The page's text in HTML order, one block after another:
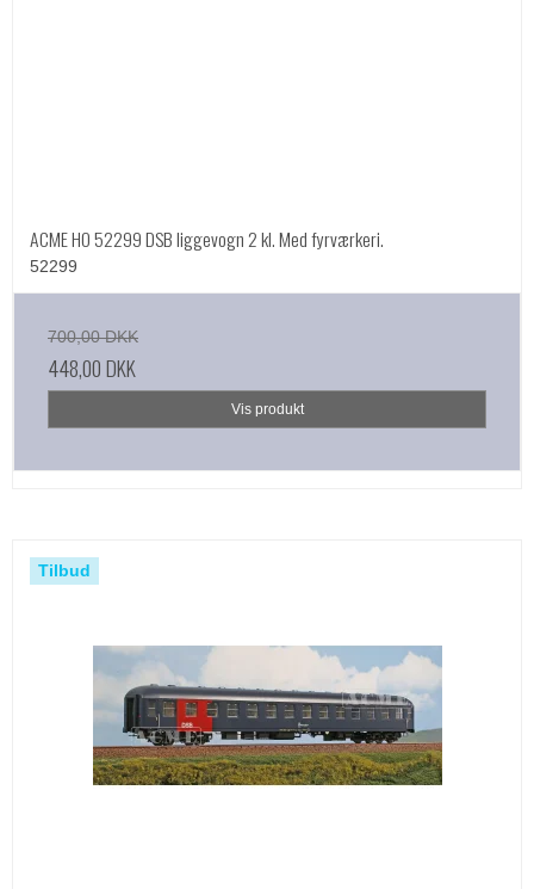
ACME HO 52299 DSB liggevogn 2 kl. Med fyrværkeri.
52299
700,00 DKK
448,00 DKK
Vis produkt
Tilbud